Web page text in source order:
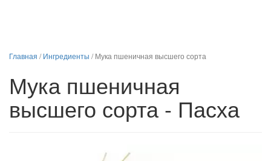
Главная /Ингредиенты /Мука пшеничная высшего сорта
Мука пшеничная
высшего сорта - Пасха